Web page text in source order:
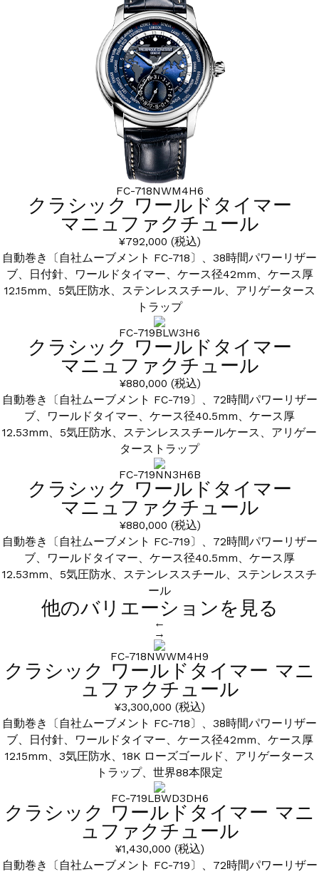
FC-718NWM4H6
クラシック ワールドタイマー
マニュファクチュール
¥792,000 (税込)
自動巻き〔自社ムーブメント FC-718〕、38時間パワーリザー
ブ、日付針、ワールドタイマー、ケース径42mm、ケース厚
12.15mm、5気圧防水、ステンレススチール、アリゲータース
トラップ
FC-719BLW3H6
クラシック ワールドタイマー
マニュファクチュール
¥880,000 (税込)
自動巻き〔自社ムーブメント FC-719〕、72時間パワーリザー
ブ、ワールドタイマー、ケース径40.5mm、ケース厚
12.53mm、5気圧防水、ステンレススチールケース、アリゲー
ターストラップ
FC-719NN3H6B
クラシック ワールドタイマー
マニュファクチュール
¥880,000 (税込)
自動巻き〔自社ムーブメント FC-719〕、72時間パワーリザー
ブ、ワールドタイマー、ケース径40.5mm、ケース厚
12.53mm、5気圧防水、ステンレススチール、ステンレススチ
ール
他のバリエーションを見る
←
→
FC-718NWWM4H9
クラシック ワールドタイマー マニ
ュファクチュール
¥3,300,000 (税込)
自動巻き〔自社ムーブメント FC-718〕、38時間パワーリザー
ブ、日付針、ワールドタイマー、ケース径42mm、ケース厚
12.15mm、3気圧防水、18K ローズゴールド、アリゲータース
トラップ、世界88本限定
FC-719LBWD3DH6
クラシック ワールドタイマー マニ
ュファクチュール
¥1,430,000 (税込)
自動巻き〔自社ムーブメント FC-719〕、72時間パワーリザー